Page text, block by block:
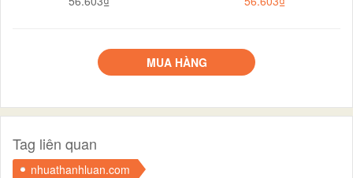
MUA HÀNG
Tag liên quan
nhuathanhluan.com